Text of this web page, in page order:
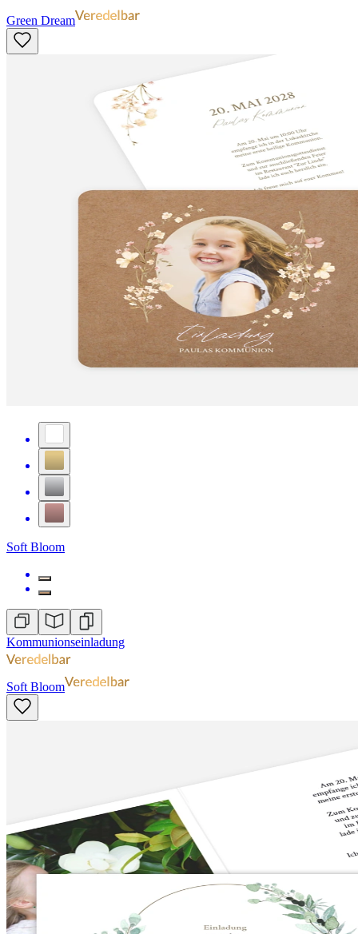
Green Dream
Soft Bloom
Kommunionseinladung
Soft Bloom